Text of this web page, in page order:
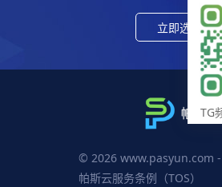
立即选购
© 2026 www.pasyun.com -
帕斯云服务条例（TOS）
TG